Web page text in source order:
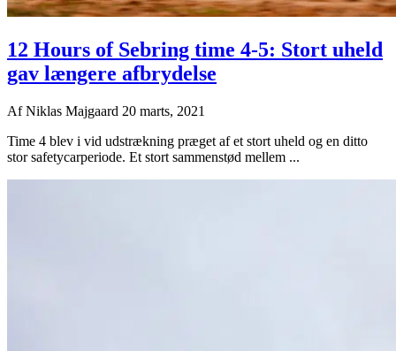
12 Hours of Sebring time 4-5: Stort uheld
gav længere afbrydelse
AfNiklas Majgaard 20 marts, 2021
Time 4 blev i vid udstrækning præget af et stort uheld og en ditto
stor safetycarperiode. Et stort sammenstød mellem ...